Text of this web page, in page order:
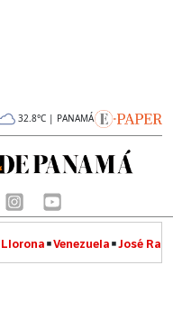
32.8°C | PANAMÁ
Venezuela José